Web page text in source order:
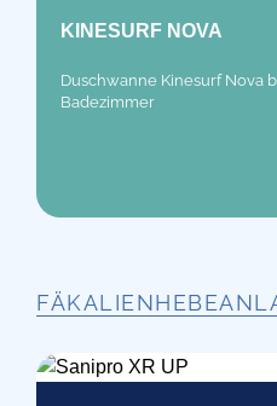
KINESURF NOVA
Duschwanne Kinesurf Nova
Badezimmer